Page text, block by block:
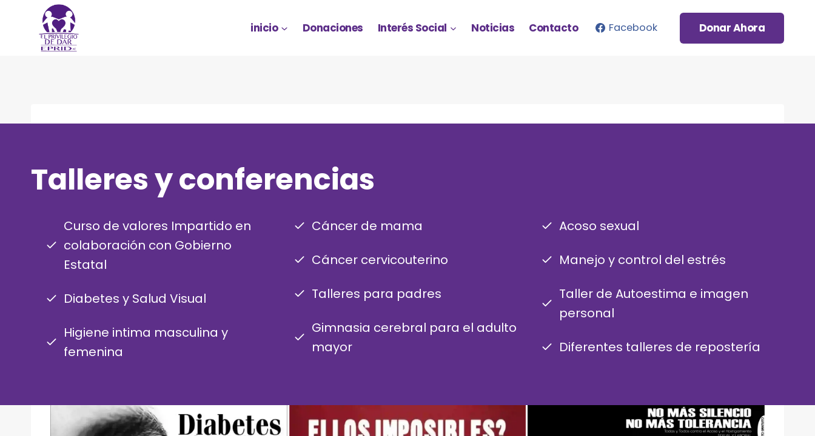
inicio Donaciones Interés Social Noticias Contacto Facebook Donar Ahora
Talleres y conferencias
Curso de valores Impartido en
colaboración con Gobierno
Estatal
Diabetes y Salud Visual
Higiene intima masculina y
femenina
Cáncer de mama
Cáncer cervicouterino
Talleres para padres
Gimnasia cerebral para el adulto
mayor
Acoso sexual
Manejo y control del estrés
Taller de Autoestima e imagen
personal
Diferentes talleres de repostería